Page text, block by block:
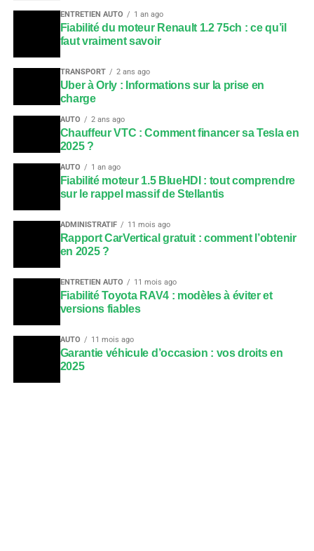
ENTRETIEN AUTO 1 an ago
Fiabilité du moteur Renault 1.2 75ch : ce qu’il
faut vraiment savoir
TRANSPORT 2 ans ago
Uber à Orly : Informations sur la prise en
charge
AUTO 2 ans ago
Chauffeur VTC : Comment financer sa Tesla en
2025 ?
AUTO 1 an ago
Fiabilité moteur 1.5 BlueHDI : tout comprendre
sur le rappel massif de Stellantis
ADMINISTRATIF 11 mois ago
Rapport CarVertical gratuit : comment l’obtenir
en 2025 ?
ENTRETIEN AUTO 11 mois ago
Fiabilité Toyota RAV4 : modèles à éviter et
versions fiables
AUTO 11 mois ago
Garantie véhicule d’occasion : vos droits en
2025